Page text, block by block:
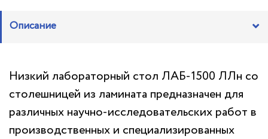
Описание
Низкий лабораторный стол ЛАБ-1500 ЛЛн со
столешницей из ламината предназначен для
различных научно-исследовательских работ в
производственных и специализированных